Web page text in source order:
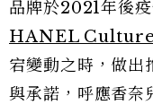
品牌於2021年後
HANEL Culture
宕變動之時，做出
與承諾，呼應香奈